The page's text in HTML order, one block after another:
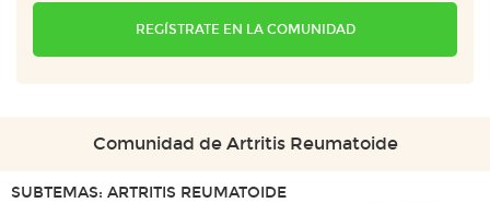
REGÍSTRATE EN LA COMUNIDAD
Comunidad de Artritis Reumatoide
SUBTEMAS: ARTRITIS REUMATOIDE